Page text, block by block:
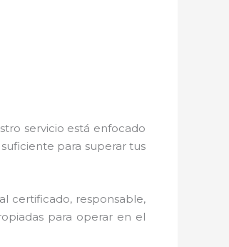
servicio está enfocado
para superar tus
certificado, responsable,
para operar en el